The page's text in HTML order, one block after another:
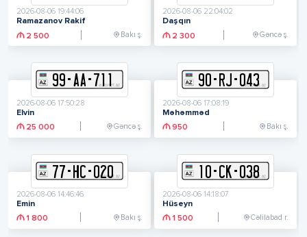
2026-08-06 19:44:06
Ramazanov Rakif
2 500
Bakı ş.
2026-08-06 22:04:02
Daşqın
2 300
Gəncə ş.
99-AA-711
2026-08-06 17:50:28
Elvin
25 000
Gəncə ş.
90- RJ-043
2026-08-06 17:08:19
Məhəmməd
950
Bakı ş.
77-HC-020
2026-08-06 14:46:46
Emin
1 800
Bakı ş.
10-CK-038
2026-08-06 14:18:07
Hüseyn
1 500
Cəlilabad r.